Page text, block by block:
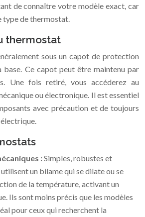
de connaître votre modèle exact, car
type de thermostat.
thermostat
sous un capot de protection
base. Ce capot peut être maintenu par
Une fois retiré, vous accéderez au
ou électronique. Il est essentiel
avec précaution et de toujours
:Simples, robustes et
un bilame qui se dilate ou se
de la température, activant un
Ils sont moins précis que les modèles
pour ceux qui recherchent la